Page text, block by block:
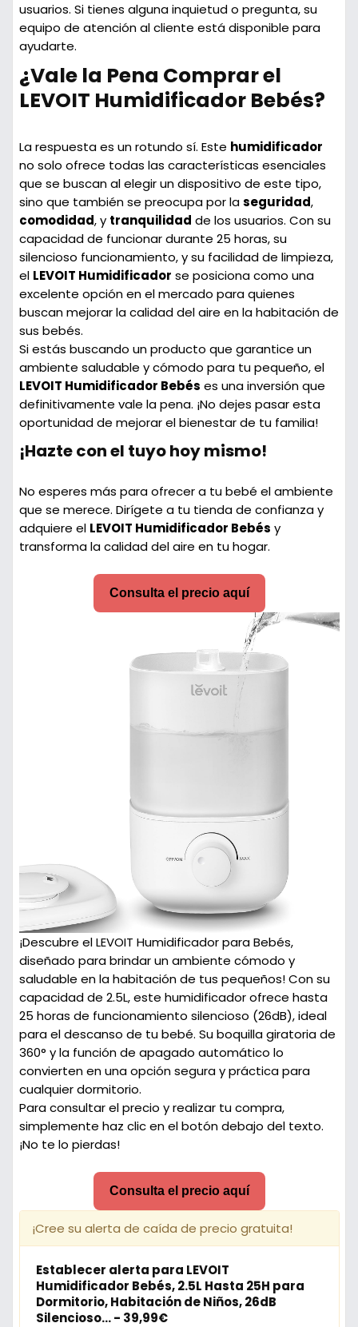
usuarios. Si tienes alguna inquietud o pregunta, su
equipo de atención al cliente está disponible para
ayudarte.
¿Vale la Pena Comprar el
LEVOIT Humidificador Bebés?
La respuesta es un rotundo sí. Este humidificador
no solo ofrece todas las características esenciales
que se buscan al elegir un dispositivo de este tipo,
sino que también se preocupa por laseguridad,
comodidad, y tranquilidad de los usuarios. Con su
capacidad de funcionar durante 25 horas, su
silencioso funcionamiento, y su facilidad de limpieza,
el LEVOIT Humidificador se posiciona como una
excelente opción en el mercado para quienes
buscan mejorar la calidad del aire en la habitación de
sus bebés.
Si estás buscando un producto que garantice un
ambiente saludable y cómodo para tu pequeño, el
LEVOIT Humidificador Bebés es una inversión que
definitivamente vale la pena. ¡No dejes pasar esta
oportunidad de mejorar el bienestar de tu familia!
¡Hazte con el tuyo hoy mismo!
No esperes más para ofrecer a tu bebé el ambiente
que se merece. Dirígete a tu tienda de confianza y
adquiere el LEVOIT Humidificador Bebés y
transforma la calidad del aire en tu hogar.
Consulta el precio aquí
¡Descubre el LEVOIT Humidificador para Bebés,
diseñado para brindar un ambiente cómodo y
saludable en la habitación de tus pequeños! Con su
capacidad de 2.5L, este humidificador ofrece hasta
25 horas de funcionamiento silencioso (26dB), ideal
para el descanso de tu bebé. Su boquilla giratoria de
360° y la función de apagado automático lo
convierten en una opción segura y práctica para
cualquier dormitorio.
Para consultar el precio y realizar tu compra,
simplemente haz clic en el botón debajo del texto.
¡No te lo pierdas!
Consulta el precio aquí
¡Cree su alerta de caída de precio gratuita!
Establecer alerta para LEVOIT
Humidificador Bebés, 2.5L Hasta 25H para
Dormitorio, Habitación de Niños, 26dB
Silencioso... - 39,99€